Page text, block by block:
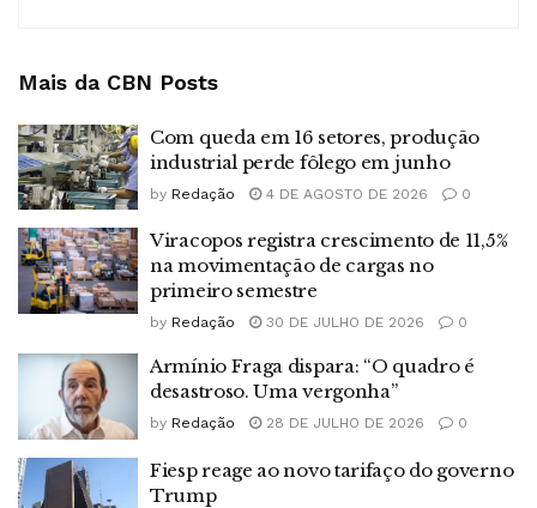
Mais da CBN Posts
Com queda em 16 setores, produção
industrial perde fôlego em junho
by Redação 4 DE AGOSTO DE 2026 0
Viracopos registra crescimento de 11,5%
na movimentação de cargas no
primeiro semestre
by Redação 30 DE JULHO DE 2026 0
Armínio Fraga dispara: “O quadro é
desastroso. Uma vergonha”
by Redação 28 DE JULHO DE 2026 0
Fiesp reage ao novo tarifaço do governo
Trump